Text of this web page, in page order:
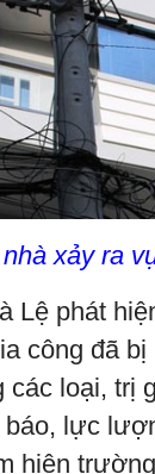
xảy ra
Lệ phát
công đã bị
loại, trị
báo, lực
hiện